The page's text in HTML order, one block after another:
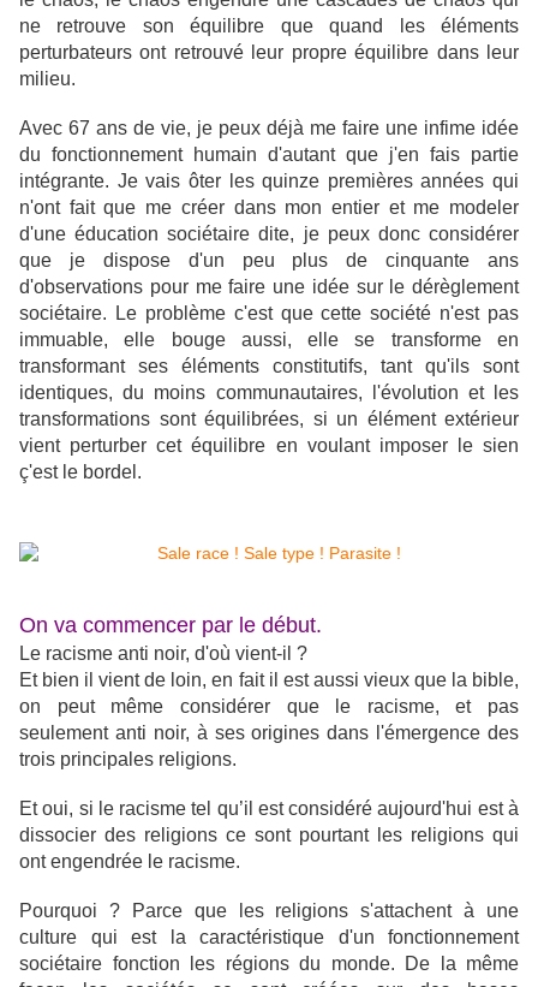
ne retrouve son équilibre que quand les éléments
perturbateurs ont retrouvé leur propre équilibre dans leur
milieu.
Avec 67 ans de vie, je peux déjà me faire une infime idée
du fonctionnement humain d'autant que j'en fais partie
intégrante. Je vais ôter les quinze premières années qui
n'ont fait que me créer dans mon entier et me modeler
d'une éducation sociétaire dite, je peux donc considérer
que je dispose d'un peu plus de cinquante ans
d'observations pour me faire une idée sur le dérèglement
sociétaire. Le problème c'est que cette société n'est pas
immuable, elle bouge aussi, elle se transforme en
transformant ses éléments constitutifs, tant qu'ils sont
identiques, du moins communautaires, l'évolution et les
transformations sont équilibrées, si un élément extérieur
vient perturber cet équilibre en voulant imposer le sien
ç'est le bordel.
On va commencer par le début.
Le racisme anti noir, d'où vient-il ?
Et bien il vient de loin, en fait il est aussi vieux que la bible,
on peut même considérer que le racisme, et pas
seulement anti noir, à ses origines dans l'émergence des
trois principales religions.
Et oui, si le racisme tel qu’il est considéré aujourd'hui est à
dissocier des religions ce sont pourtant les religions qui
ont engendrée le racisme.
Pourquoi ? Parce que les religions s'attachent à une
culture qui est la caractéristique d'un fonctionnement
sociétaire fonction les régions du monde. De la même